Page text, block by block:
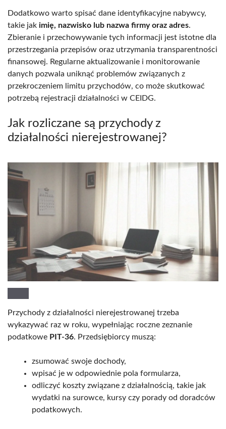
Dodatkowo warto spisać dane identyfikacyjne nabywcy,
takie jak imię, nazwisko lub nazwa firmy oraz adres.
Zbieranie i przechowywanie tych informacji jest istotne dla
przestrzegania przepisów oraz utrzymania transparentności
finansowej. Regularne aktualizowanie i monitorowanie
danych pozwala uniknąć problemów związanych z
przekroczeniem limitu przychodów, co może skutkować
potrzebą rejestracji działalności w CEIDG.
Jak rozliczane są przychody z
działalności nierejestrowanej?
Przychody z działalności nierejestrowanej trzeba
wykazywać raz w roku, wypełniając roczne zeznanie
podatkowe PIT-36. Przedsiębiorcy muszą:
zsumować swoje dochody,
wpisać je w odpowiednie pola formularza,
odliczyć koszty związane z działalnością, takie jak
wydatki na surowce, kursy czy porady od doradców
podatkowych.